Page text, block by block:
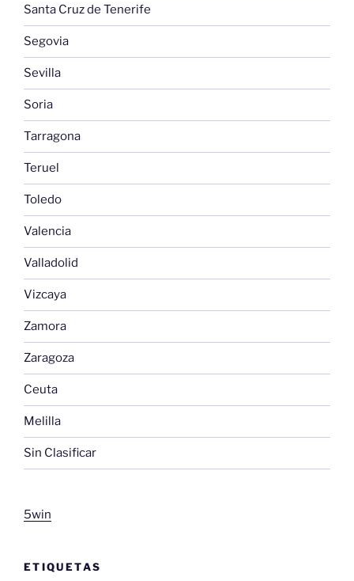
Santa Cruz de Tenerife
Segovia
Sevilla
Soria
Tarragona
Teruel
Toledo
Valencia
Valladolid
Vizcaya
Zamora
Zaragoza
Ceuta
Melilla
Sin Clasificar
5win
ETIQUETAS